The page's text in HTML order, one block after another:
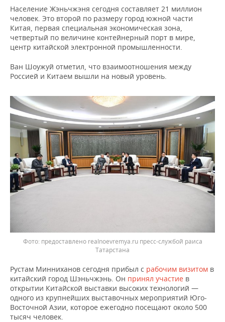
Население Жэньчжэня сегодня составляет 21 миллион
человек. Это второй по размеру город южной части
Китая, первая специальная экономическая зона,
четвертый по величине контейнерный порт в мире,
центр китайской электронной промышленности.
Ван Шоужуй отметил, что взаимоотношения между
Россией и Китаем вышли на новый уровень.
предоставлено realnoevremya.ru пресс-службой раиса
Татарстана
Рустам Минниханов сегодня прибыл с рабочим визитом в
китайский город Шэньчжэнь. Он принял участие в
открытии Китайской выставки высоких технологий —
одного из крупнейших выставочных мероприятий Юго-
Восточной Азии, которое ежегодно посещают около 500
тысяч человек.